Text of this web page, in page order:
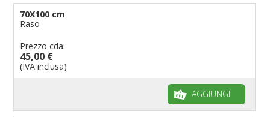
70X100 cm
Raso
Prezzo cda:
45,00 €
(IVA inclusa)
AGGIUNGI